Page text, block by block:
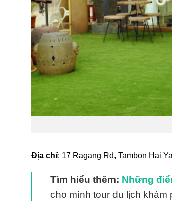
Địa chỉ: 17 Ragang Rd, Tambon Hai
Tìm hiểu thêm: Những
cho mình tour du lịch khám